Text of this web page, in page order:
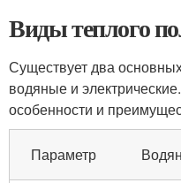
Виды теплого
Существует два
водяные и
особенности и
Параметр